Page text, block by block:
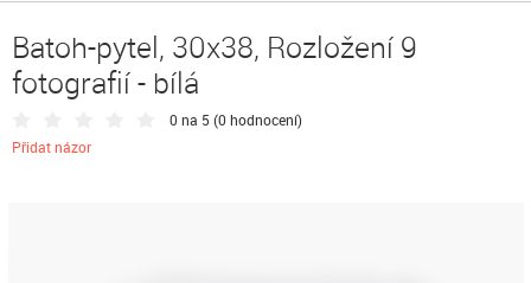
Batoh-pytel, 30x38, Rozložení 9
fotografií - bílá
0 na 5 (0 hodnocení)
Přidat názor